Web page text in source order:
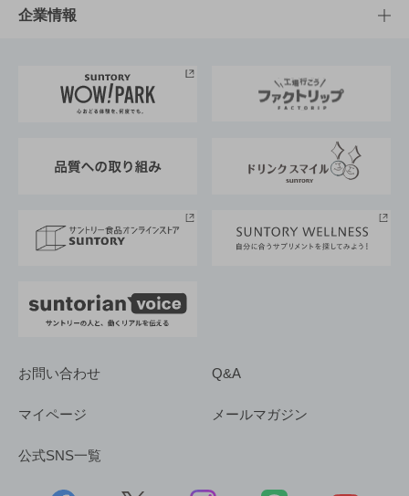
栄養成分一覧
工場見学
地域情報
サントリーホール
サントリーサンバーズ大阪
サステナビリティTOP
サントリーが考えるサステナビリティ経営
企業情報
企業概要
採用情報
お問い合わせ Q&A
マイページ メールマガジン
公式SNS一覧